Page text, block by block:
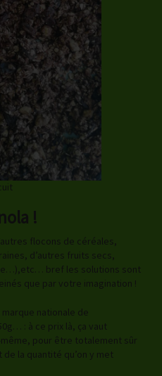
!
flocons de céréales,
d’autres fruits secs,
bref les solutions sont
que par votre imagination !
marque nationale de
: à ce prix là, ça vaut
pour être totalement sûr
la quantité qu’on y met